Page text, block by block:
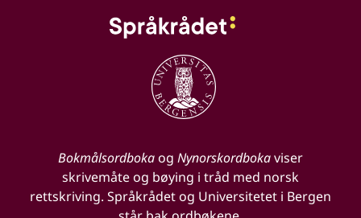
Bokmålsordbokaog Nynorskordbokaviser
skrivemåte og bøying i tråd med norsk
rettskriving. Språkrådet og Universitetet i Bergen